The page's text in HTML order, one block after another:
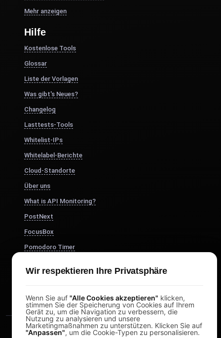
Mehr anzeigen
Hilfe
Kostenlose Tools
Glossar
Liste der Vorlagen
Was gibt's Neues?
Changelog
Lasttests-Tools
Whitelist-IPs
Whitelabel-Berichte
Cloud-Standorte
Über uns
What is API Monitoring?
PostNext
FocusBox
Pomodoro Timer
DesignerBox
Wir respektieren Ihre Privatsphäre
Wenn Sie auf "Alle Cookies akzeptieren" klicken,
stimmen Sie der Speicherung von Cookies auf Ihrem
Gerät zu, um die Navigation zu verbessern, die
Nutzung zu analysieren und unsere
Marketingmaßnahmen zu unterstützen. Klicken Sie auf
"Anpassen", um die Cookie-Typen zu personalisieren.